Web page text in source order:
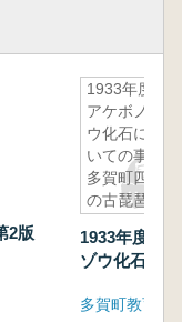
2版
1933年度の
アケボノゾ
ウ化石につ
いての事業/
多賀町四手
の古琵琶湖
出したシカ
類化石の概
義/多賀町四
1933年度の
ゾウ化石に
琵琶湖層群
多賀町教育委